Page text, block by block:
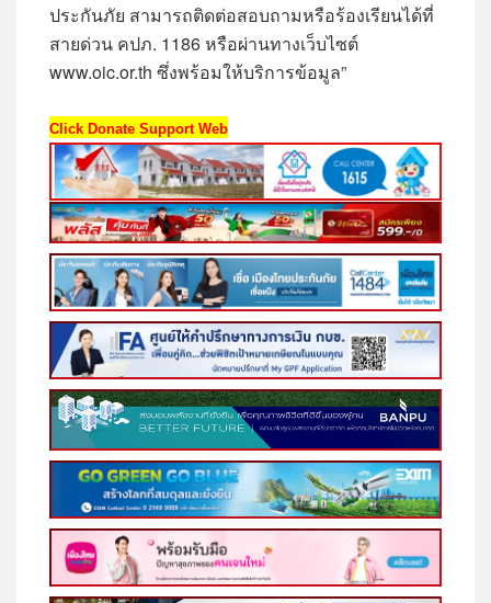
ประกันภัย สามารถติดต่อสอบถามหรือร้องเรียนได้ที่
สายด่วน คปภ. 1186 หรือผ่านทางเว็บไซต์
www.oic.or.th ซึ่งพร้อมให้บริการข้อมูล”
Click Donate Support Web